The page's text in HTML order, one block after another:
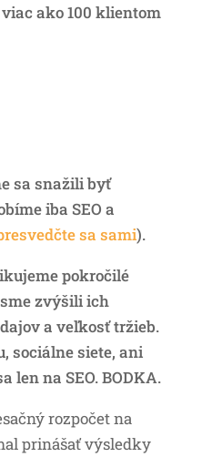
ako 100 klientom
sa snažili byť
iba SEO a
sa sami).
pokročilé
zvýšili ich
a veľkosť tržieb.
sociálne siete, ani
len na SEO. BODKA.
rozpočet na
prinášať výsledky